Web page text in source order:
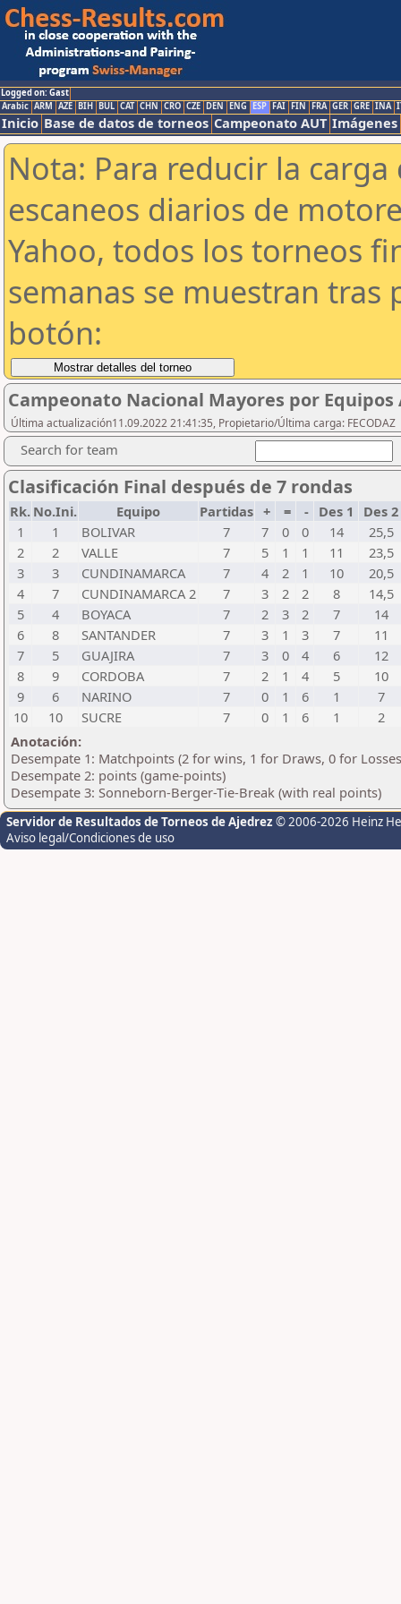
Logged on: Gast
Arabic ARM AZE BIH BUL CAT CHN CRO CZE DEN ENG ESP FAI FIN FRA GER GRE INA
Inicio Base de datos de torneos Campeonato AUT Imágenes
Nota: Para reducir la
escaneos diarios de
Yahoo, todos los torneos
semanas se muestran tras
botón:
Campeonato Nacional Mayores por Equipos
Última actualización11.09.2022 21:41:35, Propietario/Última carga: FECODAZ
Search for team
Clasificación Final después de 7 rondas
Rk. No.Ini. Equipo Partidas + = - Des 1
Des 2
1
1 BOLIVAR 7 7 0 0 14
25,5
2
2 VALLE 7 5 1 1 11
23,5
3
3 CUNDINAMARCA 7 4 2 1 10
20,5
4
7 CUNDINAMARCA 2 7 3 2 2 8
14,5
5
4 BOYACA 7 2 3 2 7
14
6
8 SANTANDER 7 3 1 3 7
11
7
5 GUAJIRA 7 3 0 4 6
12
8
9 CORDOBA 7 2 1 4 5
10
9
6 NARINO 7 0 1 6 1
7
10
10 SUCRE 7 0 1 6 1
2
Anotación:
Desempate 1: Matchpoints (2 for wins, 1 for Draws, 0 for
Desempate 2: points (game-points)
Desempate 3: Sonneborn-Berger-Tie-Break (with real points)
Servidor de Resultados de Torneos de Ajedrez © 2006-2026 Heinz
Aviso legal/Condiciones de uso